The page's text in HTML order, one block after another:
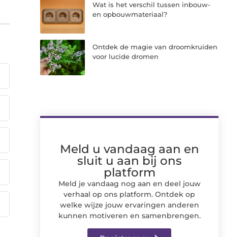
Wat is het verschil tussen inbouw-
en opbouwmateriaal?
Ontdek de magie van droomkruiden
voor lucide dromen
Meld u vandaag aan en
sluit u aan bij ons
platform
Meld je vandaag nog aan en deel jouw
verhaal op ons platform. Ontdek op
welke wijze jouw ervaringen anderen
kunnen motiveren en samenbrengen.